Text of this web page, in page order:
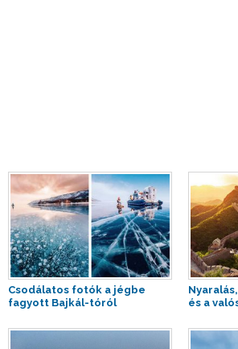
Csodálatos fotók a jégbe
fagyott Bajkál-tóról
és a